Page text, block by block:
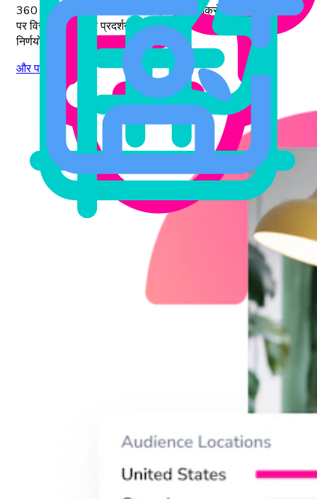
360 टिकटॉक खाते का अवलोकन प्राप्त करें! मैक्रो और माइक्रो स्तरों
पर विस्तृत सामाजिक प्रदर्शन आँकड़े देखें और बेहतर डेटा-संचालित
निर्णयों के लिए अंतर्दृष्टि प्राप्त करें।
और पढ़ें